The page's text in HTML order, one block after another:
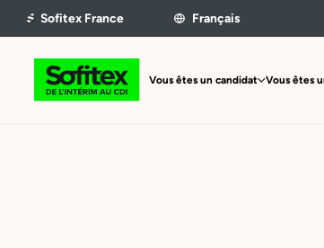
Vous êtes un candidat Vous êtes